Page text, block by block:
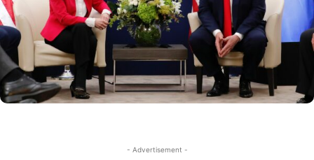
- Advertisement -